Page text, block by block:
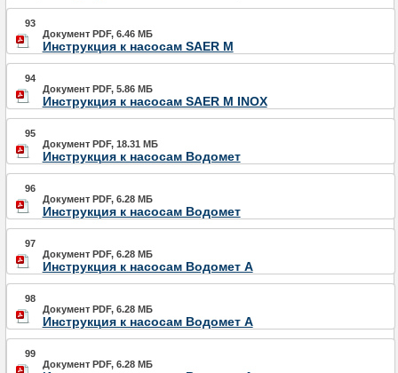
93
Документ PDF, 6.46 МБ
Инструкция к насосам SAER M
94
Документ PDF, 5.86 МБ
Инструкция к насосам SAER M INOX
95
Документ PDF, 18.31 МБ
Инструкция к насосам Водомет
96
Документ PDF, 6.28 МБ
Инструкция к насосам Водомет
97
Документ PDF, 6.28 МБ
Инструкция к насосам Водомет А
98
Документ PDF, 6.28 МБ
Инструкция к насосам Водомет А
99
Документ PDF, 6.28 МБ